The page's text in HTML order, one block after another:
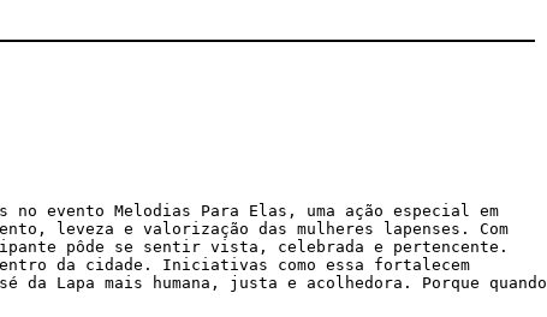
evento Melodias Para Elas, uma ação especial em
leveza e valorização das mulheres lapenses. Com
pôde se sentir vista, celebrada e pertencente.
da cidade. Iniciativas como essa fortalecem
da Lapa mais humana, justa e acolhedora. Porque quando